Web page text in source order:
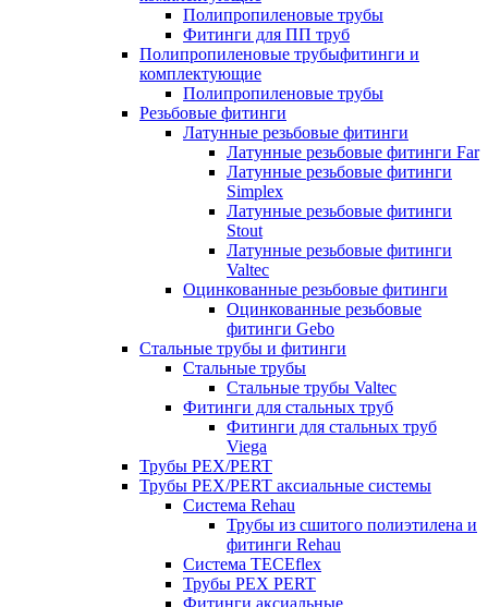
Полипропиленовые трубы
Фитинги для ПП труб
Полипропиленовые трубыфитинги и
комплектующие
Полипропиленовые трубы
Резьбовые фитинги
Латунные резьбовые фитинги
Латунные резьбовые фитинги Far
Латунные резьбовые фитинги
Simplex
Латунные резьбовые фитинги
Stout
Латунные резьбовые фитинги
Valtec
Оцинкованные резьбовые фитинги
Оцинкованные резьбовые
фитинги Gebo
Стальные трубы и фитинги
Стальные трубы
Стальные трубы Valtec
Фитинги для стальных труб
Фитинги для стальных труб
Viega
Трубы PEX/PERT
Трубы PEX/PERT аксиальные системы
Система Rehau
Трубы из сшитого полиэтилена и
фитинги Rehau
Система TECEflex
Трубы PEX PERT